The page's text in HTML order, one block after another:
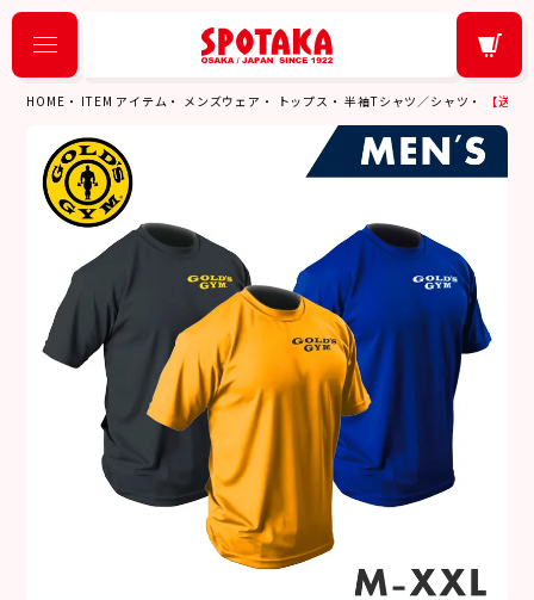
HOME ITEM アイテム メンズウェア トップス 半袖Tシャツ／シャツ 【送料